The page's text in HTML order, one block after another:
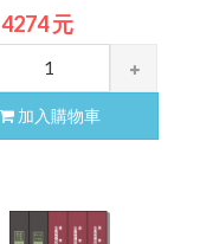
4274 元
加入購物車